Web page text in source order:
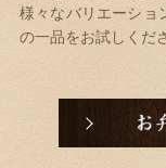
様々なバリエーショ
の一品をお試しくだ